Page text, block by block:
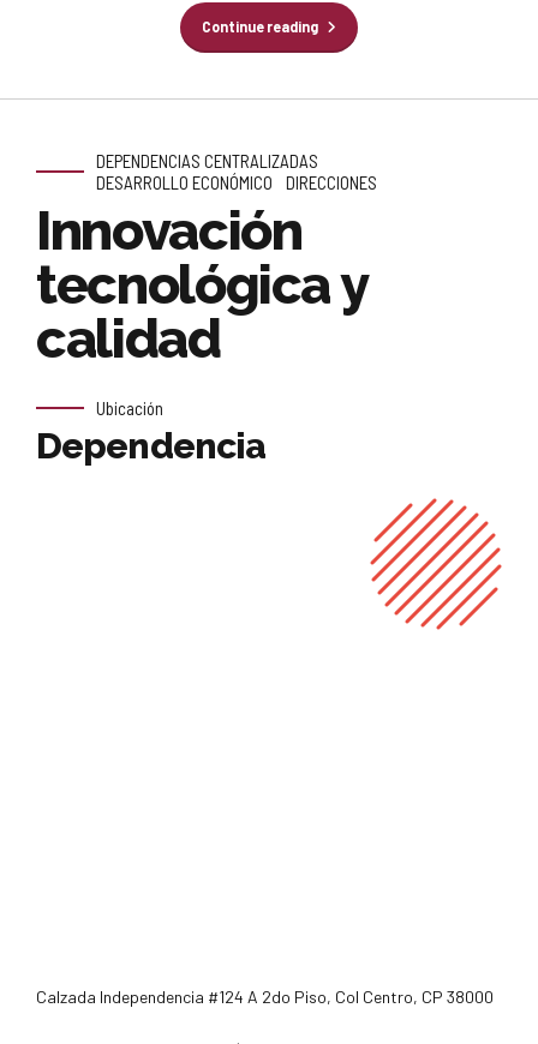
Continue reading
DEPENDENCIAS CENTRALIZADAS
DESARROLLO ECONÓMICO
DIRECCIONES
Innovación
tecnológica y
calidad
Ubicación
Dependencia
Calzada Independencia #124 A 2do Piso, Col Centro, CP 38000